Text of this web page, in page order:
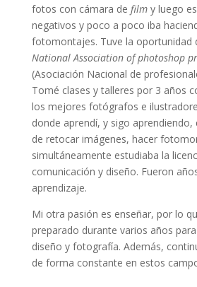
fotos con cámara de filmy luego
negativos y poco a poco iba
fotomontajes. Tuve la oportunidad
National Association of photoshop
(Asociación Nacional de
Tomé clases y talleres por 3 años
los mejores fotógrafos e
donde aprendí, y sigo
de retocar imágenes, hacer
simultáneamente estudiaba la
comunicación y diseño. Fueron
aprendizaje.
Mi otra pasión es enseñar, por lo
preparado durante varios años
diseño y fotografía. Además,
de forma constante en estos